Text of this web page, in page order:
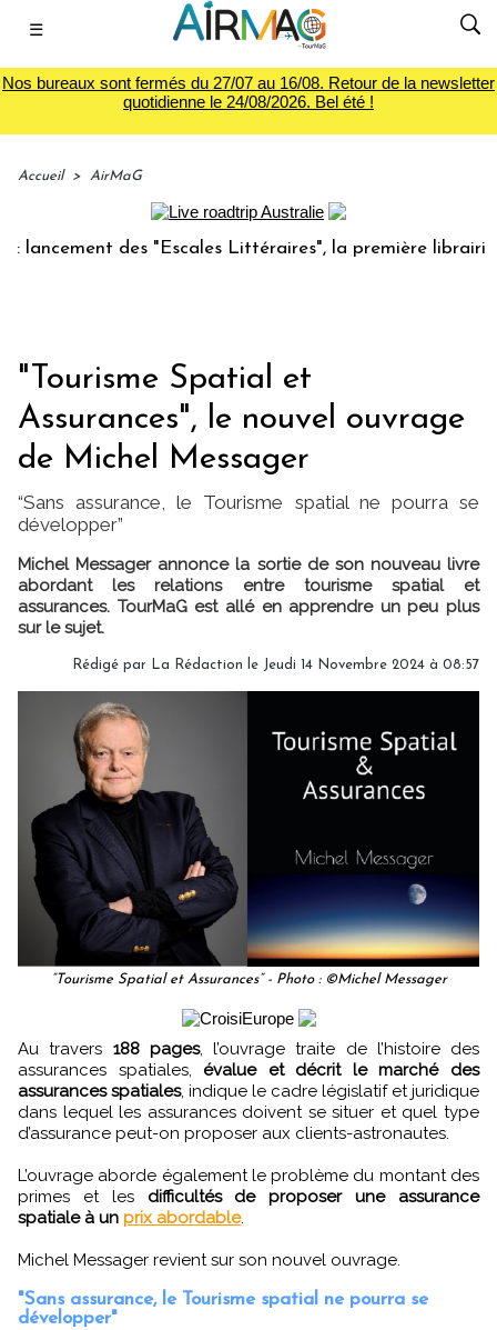
☰
Nos bureaux sont fermés du 27/07 au 16/08. Retour de la newsletter
quotidienne le 24/08/2026. Bel été !
Accueil > AirMaG
des "Escales Littéraires", la première librairie du
"Tourisme Spatial et
Assurances", le nouvel ouvrage
de Michel Messager
“Sans assurance, le Tourisme spatial ne pourra se
développer”
Michel Messager annonce la sortie de son nouveau livre
abordant les relations entre tourisme spatial et
assurances. TourMaG est allé en apprendre un peu plus
sur le sujet.
Rédigé par La Rédaction le Jeudi 14 Novembre 2024 à 08:57
“Tourisme Spatial et Assurances” - Photo : ©Michel Messager
Au travers 188 pages, l’ouvrage traite de l’histoire des
assurances spatiales, évalue et décrit le marché des
assurances spatiales, indique le cadre législatif et juridique
dans lequel les assurances doivent se situer et quel type
d’assurance peut-on proposer aux clients-astronautes.
L’ouvrage aborde également le problème du montant des
primes et les difficultés de proposer une assurance
spatiale à un prix abordable.
Michel Messager revient sur son nouvel ouvrage.
"Sans assurance, le Tourisme spatial ne pourra se
développer"